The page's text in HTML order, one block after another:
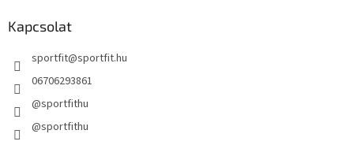
Kapcsolat
sportfit@sportfit.hu
06706293861
@sportfithu
@sportfithu